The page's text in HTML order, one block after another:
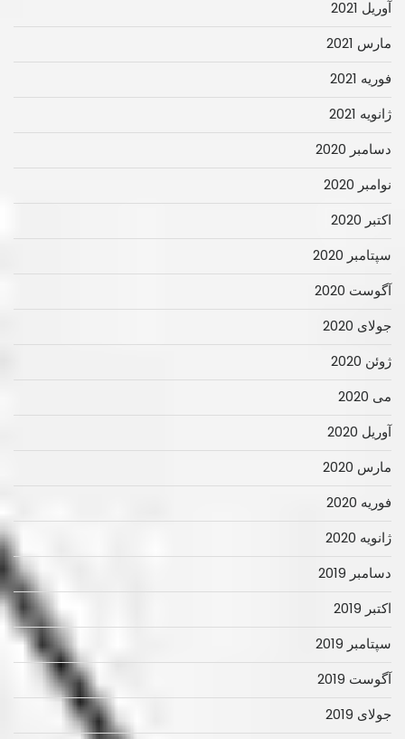
آوریل 2021
مارس 2021
فوریه 2021
ژانویه 2021
دسامبر 2020
نوامبر 2020
اکتبر 2020
سپتامبر 2020
آگوست 2020
جولای 2020
ژوئن 2020
می 2020
آوریل 2020
مارس 2020
فوریه 2020
ژانویه 2020
دسامبر 2019
اکتبر 2019
سپتامبر 2019
آگوست 2019
جولای 2019